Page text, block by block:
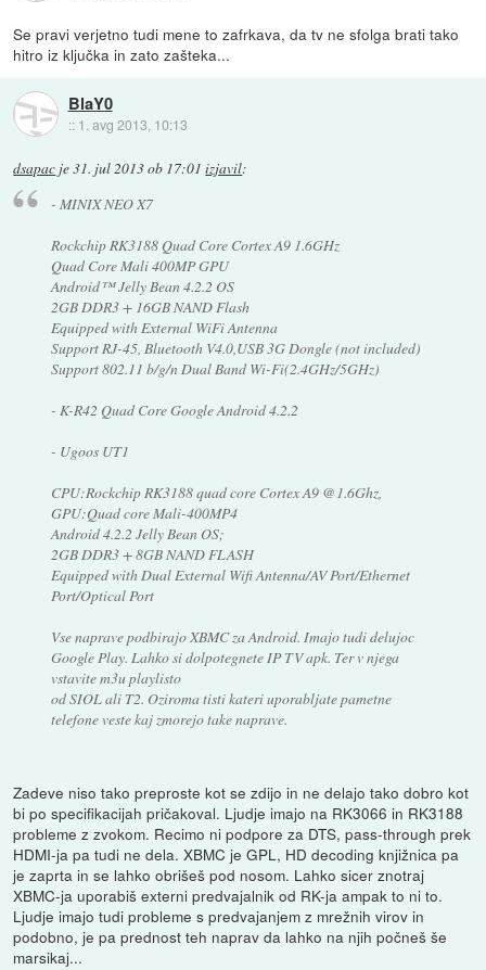
Se pravi verjetno tudi mene to zafrkava, da tv ne sfolga brati tako
hitro iz ključka in zato zašteka...
BlaY0
:: 1. avg 2013, 10:13
dsapac je31. jul 2013 ob 17:01 izjavil:
- MINIX NEO X7
Rockchip RK3188 Quad Core Cortex A9 1.6GHz
Quad Core Mali 400MP GPU
Android™ Jelly Bean 4.2.2 OS
2GB DDR3 + 16GB NAND Flash
Equipped with External WiFi Antenna
Support RJ-45, Bluetooth V4.0,USB 3G Dongle (not included)
Support 802.11 b/g/n Dual Band Wi-Fi(2.4GHz/5GHz)
- K-R42 Quad Core Google Android 4.2.2
- Ugoos UT1
CPU:Rockchip RK3188 quad core Cortex A9 @1.6Ghz,
GPU:Quad core Mali-400MP4
Android 4.2.2 Jelly Bean OS;
2GB DDR3 + 8GB NAND FLASH
Equipped with Dual External Wifi Antenna/AV Port/Ethernet
Port/Optical Port
Vse naprave podbirajo XBMC za Android. Imajo tudi delujoc
Google Play. Lahko si dolpotegnete IP TV apk. Ter v njega
vstavite m3u playlisto
od SIOL ali T2. Oziroma tisti kateri uporabljate pametne
telefone veste kaj zmorejo take naprave.
Zadeve niso tako preproste kot se zdijo in ne delajo tako dobro kot
bi po specifikacijah pričakoval. Ljudje imajo na RK3066 in RK3188
probleme z zvokom. Recimo ni podpore za DTS, pass-through prek
HDMI-ja pa tudi ne dela. XBMC je GPL, HD decoding knjižnica pa
je zaprta in se lahko obrišeš pod nosom. Lahko sicer znotraj
XBMC-ja uporabiš externi predvajalnik od RK-ja ampak to ni to.
Ljudje imajo tudi probleme s predvajanjem z mrežnih virov in
podobno, je pa prednost teh naprav da lahko na njih počneš še
marsikaj...